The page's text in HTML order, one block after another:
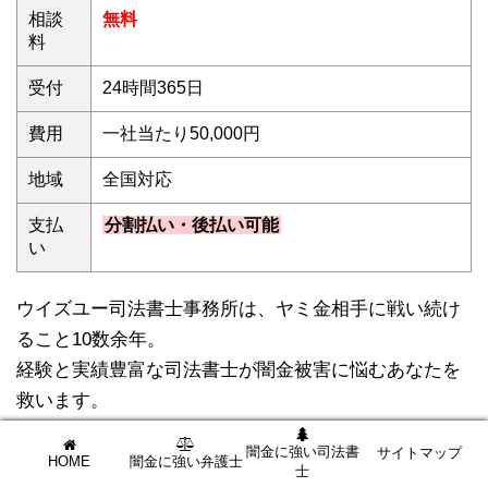
相談
料
無料
受付 24時間365日
費用 一社当たり50,000円
地域 全国対応
支払
い
分割払い・後払い可能
ウイズユー司法書士事務所は、ヤミ金相手に戦い続け
ること10数余年。
経験と実績豊富な司法書士が闇金被害に悩むあなたを
救います。
ヤミ金からの督促・取立て・嫌がらせは
ップ。法的強制力で闇金被害をきっぱり解決。
HOME 闇金に強い弁護士
闇金に強い司法書
士
サイトマップ